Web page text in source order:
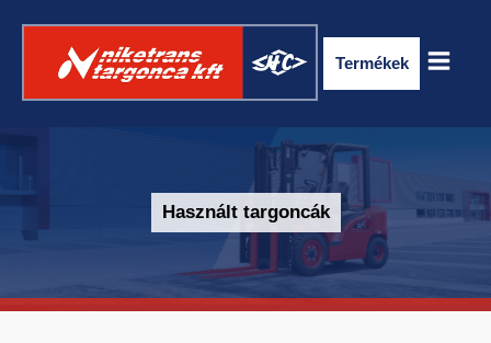
Termékek
Használt targoncák